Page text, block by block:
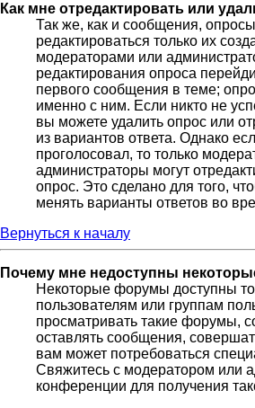
Как мне отредактировать или
Так же, как и сообщения,
редактироваться только их
модераторами или
редактирования опроса
первого сообщения в теме;
именно с ним. Если никто не
вы можете удалить опрос или
из вариантов ответа. Однако
проголосовал, то только
администраторы могут
опрос. Это сделано для того,
менять варианты ответов во
Вернуться к началу
Почему мне недоступны
Некоторые форумы доступны
пользователям или группам
просматривать такие форумы,
оставлять сообщения,
вам может потребоваться
Свяжитесь с модератором или
конференции для получения